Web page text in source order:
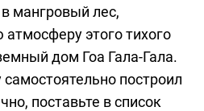
мангровый лес,
атмосферу этого тихого
дом Гоа Гала-Гала.
построил
поставьте в список